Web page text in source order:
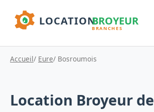
Accueil/ Eure/ Bosroumois
Location Broyeur de